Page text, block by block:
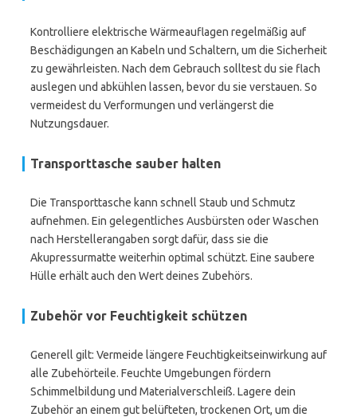
Kontrolliere elektrische Wärmeauflagen regelmäßig auf
Beschädigungen an Kabeln und Schaltern, um die Sicherheit
zu gewährleisten. Nach dem Gebrauch solltest du sie flach
auslegen und abkühlen lassen, bevor du sie verstauen. So
vermeidest du Verformungen und verlängerst die
Nutzungsdauer.
Transporttasche sauber halten
Die Transporttasche kann schnell Staub und Schmutz
aufnehmen. Ein gelegentliches Ausbürsten oder Waschen
nach Herstellerangaben sorgt dafür, dass sie die
Akupressurmatte weiterhin optimal schützt. Eine saubere
Hülle erhält auch den Wert deines Zubehörs.
Zubehör vor Feuchtigkeit schützen
Generell gilt: Vermeide längere Feuchtigkeitseinwirkung auf
alle Zubehörteile. Feuchte Umgebungen fördern
Schimmelbildung und Materialverschleiß. Lagere dein
Zubehör an einem gut belüfteten, trockenen Ort, um die